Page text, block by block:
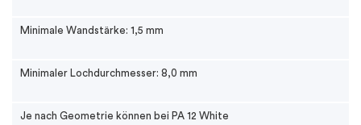
Minimale Wandstärke: 1,5 mm
Minimaler Lochdurchmesser: 8,0 mm
Je nach Geometrie können bei PA 12 White